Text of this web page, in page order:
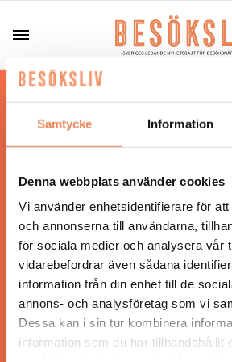
Samtycke Information
Denna webbplats använder cookies
Vi använder enhetsidentifierare för
och annonserna till användarna,
för sociala medier och analysera vår
vidarebefordrar även sådana
information från din enhet till de
annons- och analysföretag som vi
Dessa kan i sin tur kombinera
information som du har tillhandahållit
Hos oss läser du landets
nyheter och snackisar inom
Besöksliv i sin tryckta form är
Tidningen ges ut av
ANSVARIG
Jonas
UPPHOVSRÄTT